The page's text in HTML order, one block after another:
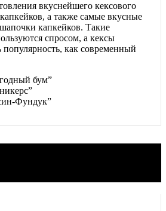
вкуснейшего кексового
а также самые вкусные
капкейков. Такие
спросом, а кексы
как современный
бум”
Фундук”